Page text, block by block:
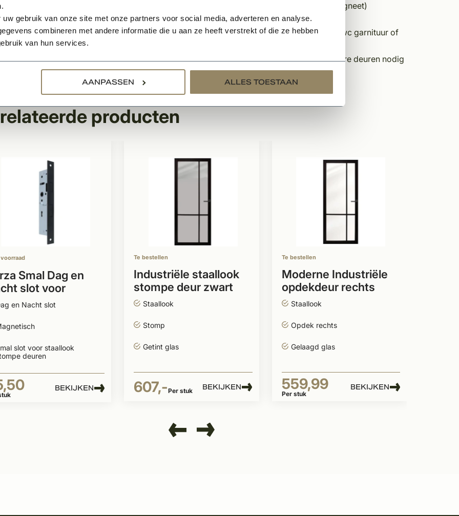
gebruik van onze site met onze partners voor social media, adverteren en analyse.
combineren met andere informatie die u aan ze heeft verstrekt of die ze hebben
van hun services.
AANPASSEN ALLES TOESTAAN
Dit deurtype is door de extra ranke stijlen uitsluitend geschikt voor de FORZA (magneet)
is standaard voorzien van een slotgat maar niet van gaten voor een deurkruk, wc garnituur of
uw deur(en) ook gemonteerd hebben, of een offerte op maat ontvangen omdat u meerdere deuren nodig
Vraag dan een offerte aan via de button en ontvang binnen 1 dag reactie.
producten
voorraad
Smal Dag en
slot voor
deur zwart
en Nacht slot
slot voor staallook
deuren
BEKIJKEN
Te bestellen
Industriële staallook
stompe deur zwart
incl. getint glas
Staallook
Stomp
Getint glas
607,-Per stuk BEKIJKEN
Te bestellen
Moderne Industriële
opdekdeur rechts
zwart incl. glas
Staallook
Opdek rechts
Gelaagd glas
559,99
Per stuk
BEKIJKEN